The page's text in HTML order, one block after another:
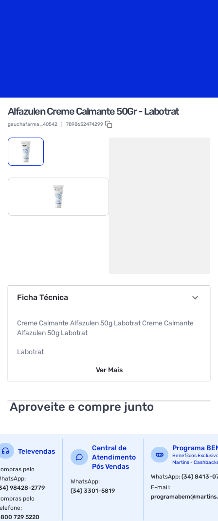
Alfazulen Creme Calmante 50Gr - Labotrat
gauchafarma_40542 7898632474299
Ficha Técnica
Creme Calmante Alfazulen 50g Labotrat Creme Calmante
Alfazulen 50g Labotrat
Labotrat
Ver Mais
Aproveite e compre junto
Televendas
pelo
:
98428-2779
pelo
:
729 5220
Central de
Atendimento
Pós Vendas
WhatsApp:
(34) 3301-5819
Programa
Benefícios
Martins -
WhatsApp:(34) 8413-
E-mail: